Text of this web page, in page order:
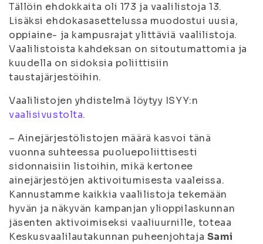
Tällöin ehdokkaita oli 173 ja vaalilistoja 13.
Lisäksi ehdokasasettelussa muodostui uusia,
oppiaine- ja kampusrajat ylittäviä vaalilistoja.
Vaalilistoista kahdeksan on sitoutumattomia ja
kuudella on sidoksia poliittisiin
taustajärjestöihin.
Vaalilistojen yhdistelmä löytyy ISYY:n
vaalisivustolta.
– Ainejärjestölistojen määrä kasvoi tänä
vuonna suhteessa puoluepoliittisesti
sidonnaisiin listoihin, mikä kertonee
ainejärjestöjen aktivoitumisesta vaaleissa.
Kannustamme kaikkia vaalilistoja tekemään
hyvän ja näkyvän kampanjan ylioppilaskunnan
jäsenten aktivoimiseksi vaaliuurnille, toteaa
Keskusvaalilautakunnan puheenjohtaja Sami